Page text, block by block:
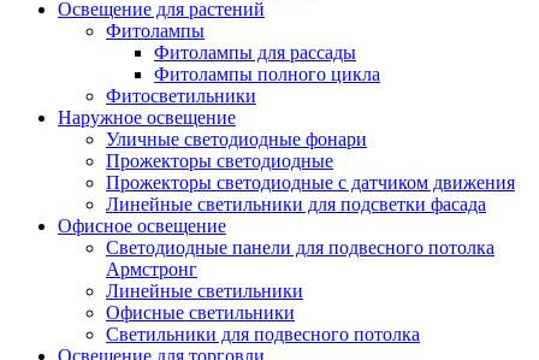
Освещение для растений
Фитолампы
Фитолампы для рассады
Фитолампы полного цикла
Фитосветильники
Наружное освещение
Уличные светодиодные фонари
Прожекторы светодиодные
Прожекторы светодиодные с датчиком движения
Линейные светильники для подсветки фасада
Офисное освещение
Cветодиодные панели для подвесного потолка
Армстронг
Линейные светильники
Офисные светильники
Светильники для подвесного потолка
Освещение для торговли